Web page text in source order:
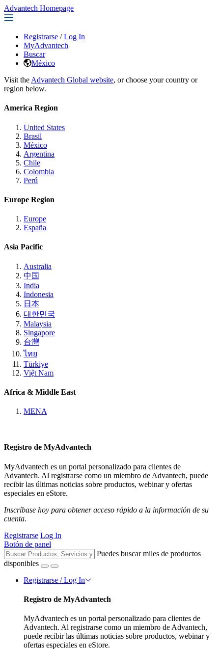
Advantech Homepage
Registrarse / Log In
MyAdvantech
Buscar
México
Visit the Advantech Global website, or choose your country or
region below.
America Region
United States
Brasil
México
Argentina
Chile
Colombia
Perú
Europe Region
Europe
España
Asia Pacific
Australia
中国
India
Indonesia
日本
대한민국
Malaysia
Singapore
台灣
ไทย
Türkiye
Việt Nam
Africa & Middle East
MENA
Registro de MyAdvantech
MyAdvantech es un portal personalizado para clientes de
Advantech. Al registrarse como un miembro de Advantech, puede
recibir las últimas noticias sobre productos, webinar y ofertas
especiales en eStore.
Inscríbase hoy para obtener acceso rápido a la información de su
cuenta.
Registrarse Log In
Botón de panel
Puedes buscar miles de productos
disponibles
Registrarse / Log In
Registro de MyAdvantech
MyAdvantech es un portal personalizado para clientes de
Advantech. Al registrarse como un miembro de Advantech,
puede recibir las últimas noticias sobre productos, webinar y
ofertas especiales en eStore.